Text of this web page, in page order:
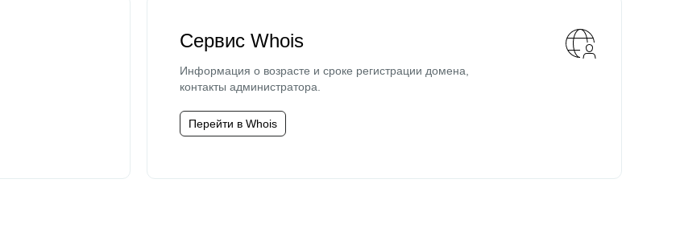
Сервис Whois
Информация о возрасте и сроке регистрации домена,
контакты администратора.
Перейти в Whois